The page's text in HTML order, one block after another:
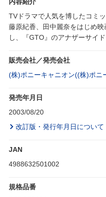
内容紹介
TVドラマで人気を博したコミ
藤原紀香、田中麗奈をはじめ
し、『GTO』のアナザーサイ
販売会社／発売会社
(株)ポニーキャニオン((株)ポニ
発売年月日
2003/08/20
改訂版・発行年月日について
JAN
4988632501002
規格品番